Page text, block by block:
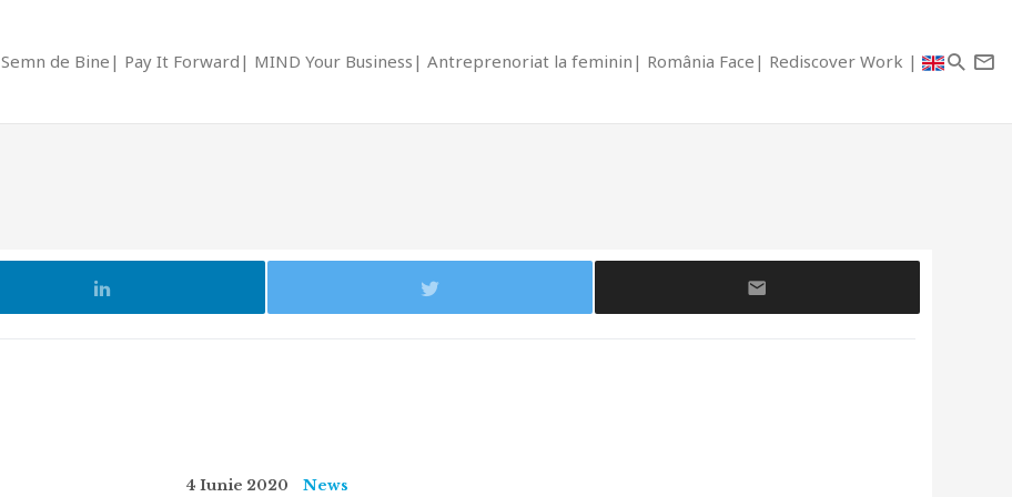
Semn de Bine Pay It Forward MIND Your Business Antreprenoriat la feminin România Face Rediscover Work
4 Iunie 2020
News